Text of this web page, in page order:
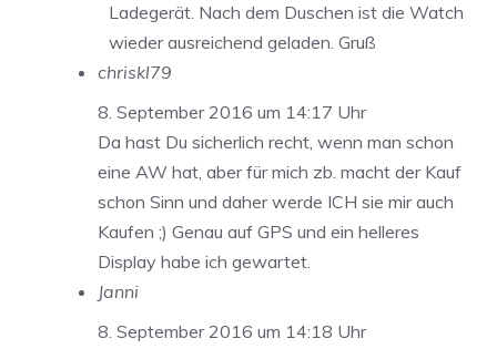
Ladegerät. Nach dem Duschen ist die Watch
wieder ausreichend geladen. Gruß
chriskl79
8. September 2016 um 14:17 Uhr
Da hast Du sicherlich recht, wenn man schon
eine AW hat, aber für mich zb. macht der Kauf
schon Sinn und daher werde ICH sie mir auch
Kaufen ;) Genau auf GPS und ein helleres
Display habe ich gewartet.
Janni
8. September 2016 um 14:18 Uhr